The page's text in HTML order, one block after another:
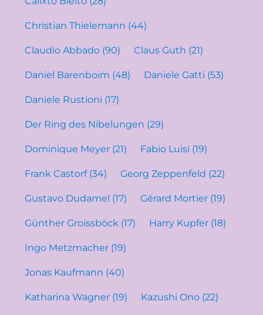
Christian Thielemann (44)
Claudio Abbado (90) Claus Guth (21)
Daniel Barenboim (48) Daniele Gatti (53)
Daniele Rustioni (17)
Der Ring des Nibelungen (29)
Dominique Meyer (21) Fabio Luisi (19)
Frank Castorf(34) Georg Zeppenfeld (22)
Gustavo Dudamel (17) Gérard Mortier (19)
Günther Groissböck (17) Harry Kupfer (18)
Ingo Metzmacher (19)
Jonas Kaufmann (40)
Katharina Wagner (19) Kazushi Ono (22)